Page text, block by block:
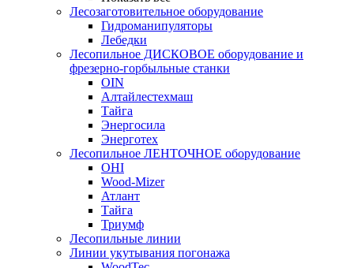
Лесозаготовительное оборудование
Гидроманипуляторы
Лебедки
Лесопильное ДИСКОВОЕ оборудование и
фрезерно-горбыльные станки
OIN
Алтайлестехмаш
Тайга
Энергосила
Энерготех
Лесопильное ЛЕНТОЧНОЕ оборудование
OHI
Wood-Mizer
Атлант
Тайга
Триумф
Лесопильные линии
Линии укутывания погонажа